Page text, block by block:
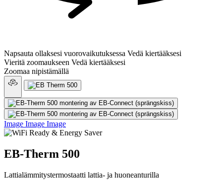
Napsauta ollaksesi vuorovaikutuksessa Vedä kiertääksesi
Vieritä zoomaukseen Vedä kiertääksesi
Zoomaa nipistämällä
Image Image Image
EB-Therm 500
Lattialämmitystermostaatti lattia- ja huoneanturilla